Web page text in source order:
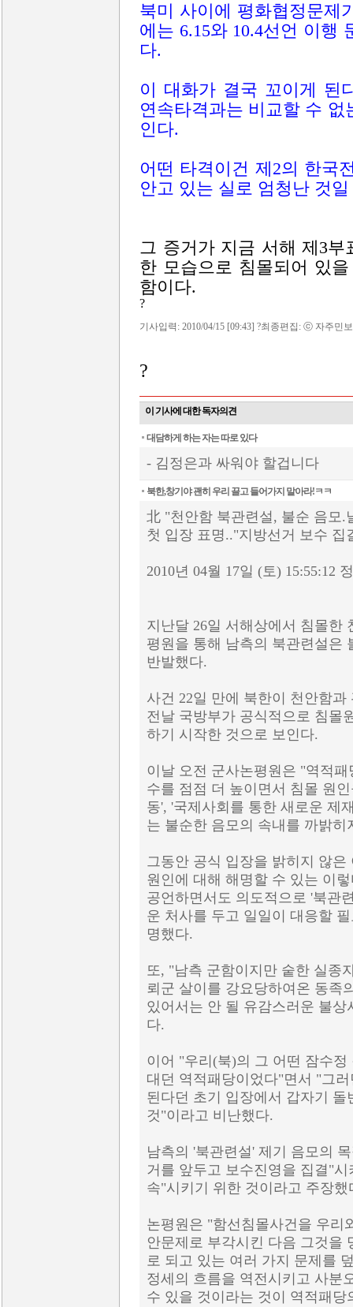
북미 사이에 평화협정문제
에는 6.15와 10.4선언 이행
다.
이 대화가 결국 꼬이게 된
연속타격과는 비교할 수
인다.
어떤 타격이건 제2의 한국
안고 있는 실로 엄청난 것
그 증거가 지금 서해 제3
한 모습으로 침몰되어 있
함이다.
?
기사입력: 2010/04/15 [09:43] ?최종편집: ⓒ 자주민보
?
이 기사에 대한 독자의견
대담하게 하는 자는 따로 있다
- 김정은과 싸워야 할겁니다
북한,창기야 괜히 우리 끌고 들어가지 말아라!ㅋㅋ
北 "천안함 북관련설, 불순 음모.
첫 입장 표명.."지방선거 보수 집
2010년 04월 17일 (토) 15:55:12
지난달 26일 서해상에서 침몰한
평원을 통해 남측의 북관련설은
반발했다.
사건 22일 만에 북한이 천안함
전날 국방부가 공식적으로 침몰
하기 시작한 것으로 보인다.
이날 오전 군사논평원은 "역적
수를 점점 더 높이면서 침몰 원
동', '국제사회를 통한 새로운 제
는 불순한 음모의 속내를 까밝
그동안 공식 입장을 밝히지 않
원인에 대해 해명할 수 있는 이
공언하면서도 의도적으로 '북관
운 처사를 두고 일일이 대응할
명했다.
또, "남측 군함이지만 숱한 실종
뢰군 살이를 강요당하여온 동족
있어서는 안 될 유감스러운 불
다.
이어 "우리(북)의 그 어떤 잠수
대던 역적패당이었다"면서 "그
된다던 초기 입장에서 갑자기
것"이라고 비난했다.
남측의 '북관련설' 제기 음모의
거를 앞두고 보수진영을 집결"
속"시키기 위한 것이라고 주장했
논평원은 "함선침몰사건을 우리
안문제로 부각시킨 다음 그것을
로 되고 있는 여러 가지 문제를
정세의 흐름을 역전시키고 사분
수 있을 것이라는 것이 역적패